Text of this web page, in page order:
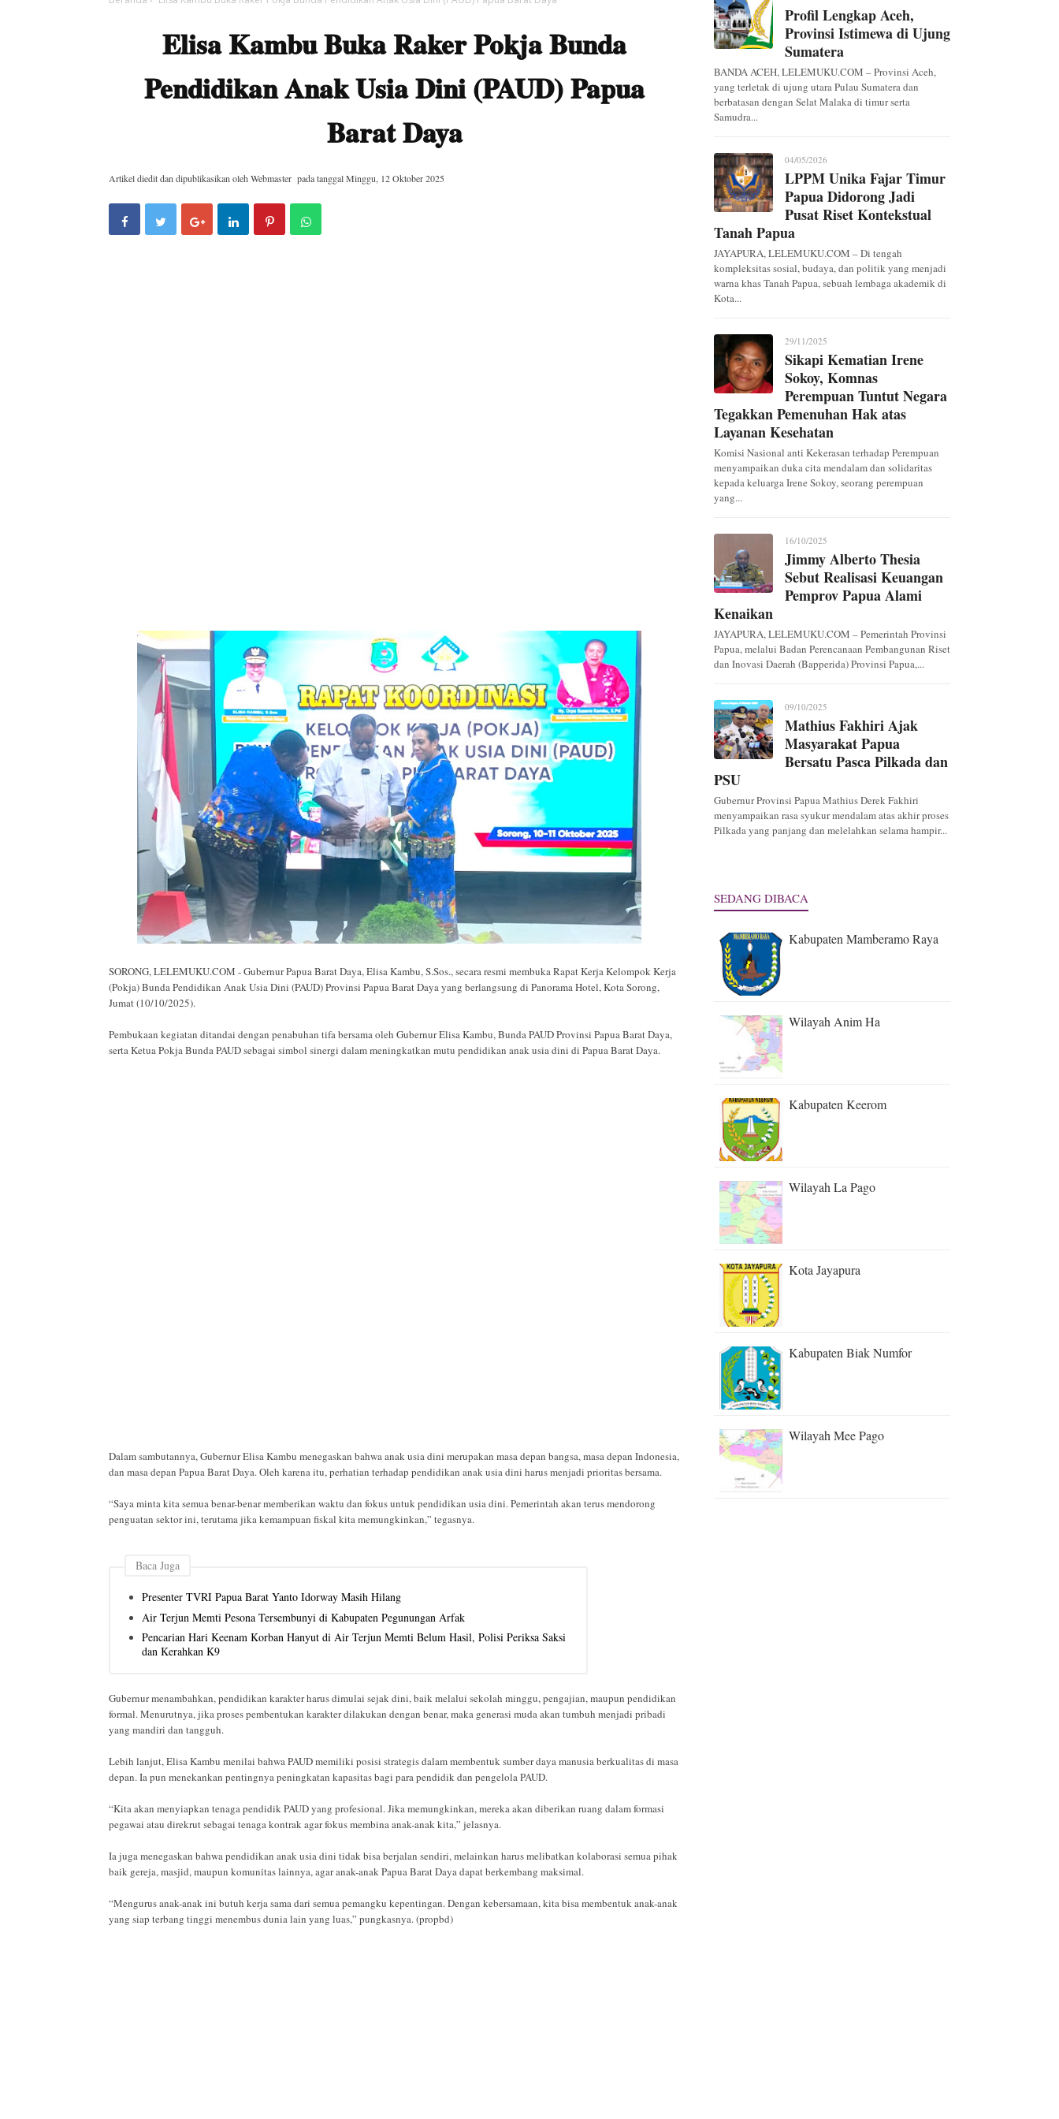
Elisa Kambu Buka Raker Pokja Bunda
Pendidikan Anak Usia Dini (PAUD) Papua
Barat Daya
Artikel diedit dan dipublikasikan oleh Webmaster pada tanggalMinggu, 12 Oktober 2025
SORONG, LELEMUKU.COM - Gubernur Papua Barat Daya, Elisa Kambu, S.Sos., secara resmi membuka Rapat Kerja Kelompok Kerja
(Pokja) Bunda Pendidikan Anak Usia Dini (PAUD) Provinsi Papua Barat Daya yang berlangsung di Panorama Hotel, Kota Sorong,
Jumat (10/10/2025).
Pembukaan kegiatan ditandai dengan penabuhan tifa bersama oleh Gubernur Elisa Kambu, Bunda PAUD Provinsi Papua Barat Daya,
serta Ketua Pokja Bunda PAUD sebagai simbol sinergi dalam meningkatkan mutu pendidikan anak usia dini di Papua Barat Daya.
Dalam sambutannya, Gubernur Elisa Kambu menegaskan bahwa anak usia dini merupakan masa depan bangsa, masa depan Indonesia,
dan masa depan Papua Barat Daya. Oleh karena itu, perhatian terhadap pendidikan anak usia dini harus menjadi prioritas bersama.
“Saya minta kita semua benar-benar memberikan waktu dan fokus untuk pendidikan usia dini. Pemerintah akan terus mendorong
penguatan sektor ini, terutama jika kemampuan fiskal kita memungkinkan,” tegasnya.
Baca Juga
Presenter TVRI Papua Barat Yanto Idorway Masih Hilang
Air Terjun Memti Pesona Tersembunyi di Kabupaten Pegunungan Arfak
Pencarian Hari Keenam Korban Hanyut di Air Terjun Memti Belum Hasil, Polisi Periksa Saksi
dan Kerahkan K9
Gubernur menambahkan, pendidikan karakter harus dimulai sejak dini, baik melalui sekolah minggu, pengajian, maupun pendidikan
formal. Menurutnya, jika proses pembentukan karakter dilakukan dengan benar, maka generasi muda akan tumbuh menjadi pribadi
yang mandiri dan tangguh.
Lebih lanjut, Elisa Kambu menilai bahwa PAUD memiliki posisi strategis dalam membentuk sumber daya manusia berkualitas di masa
depan. Ia pun menekankan pentingnya peningkatan kapasitas bagi para pendidik dan pengelola PAUD.
“Kita akan menyiapkan tenaga pendidik PAUD yang profesional. Jika memungkinkan, mereka akan diberikan ruang dalam formasi
pegawai atau direkrut sebagai tenaga kontrak agar fokus membina anak-anak kita,” jelasnya.
Ia juga menegaskan bahwa pendidikan anak usia dini tidak bisa berjalan sendiri, melainkan harus melibatkan kolaborasi semua pihak
baik gereja, masjid, maupun komunitas lainnya, agar anak-anak Papua Barat Daya dapat berkembang maksimal.
“Mengurus anak-anak ini butuh kerja sama dari semua pemangku kepentingan. Dengan kebersamaan, kita bisa membentuk anak-anak
yang siap terbang tinggi menembus dunia lain yang luas,” pungkasnya. (propbd)
Profil Lengkap Aceh,
Provinsi Istimewa di Ujung
Sumatera
BANDA ACEH, LELEMUKU.COM – Provinsi Aceh,
yang terletak di ujung utara Pulau Sumatera dan
berbatasan dengan Selat Malaka di timur serta
Samudra...
04/05/2026
LPPM Unika Fajar Timur
Papua Didorong Jadi
Pusat Riset Kontekstual
Tanah Papua
JAYAPURA, LELEMUKU.COM – Di tengah
kompleksitas sosial, budaya, dan politik yang menjadi
warna khas Tanah Papua, sebuah lembaga akademik di
Kota...
29/11/2025
Sikapi Kematian Irene
Sokoy, Komnas
Perempuan Tuntut Negara
Tegakkan Pemenuhan Hak atas
Layanan Kesehatan
Komisi Nasional anti Kekerasan terhadap Perempuan
menyampaikan duka cita mendalam dan solidaritas
kepada keluarga Irene Sokoy, seorang perempuan
yang...
16/10/2025
Jimmy Alberto Thesia
Sebut Realisasi Keuangan
Pemprov Papua Alami
Kenaikan
JAYAPURA, LELEMUKU.COM – Pemerintah Provinsi
Papua, melalui Badan Perencanaan Pembangunan Riset
dan Inovasi Daerah (Bapperida) Provinsi Papua,...
09/10/2025
Mathius Fakhiri Ajak
Masyarakat Papua
Bersatu Pasca Pilkada dan
PSU
Gubernur Provinsi Papua Mathius Derek Fakhiri
menyampaikan rasa syukur mendalam atas akhir proses
Pilkada yang panjang dan melelahkan selama hampir...
SEDANG DIBACA
Kabupaten Mamberamo Raya
Wilayah Anim Ha
Kabupaten Keerom
Wilayah La Pago
Kota Jayapura
Kabupaten Biak Numfor
Wilayah Mee Pago